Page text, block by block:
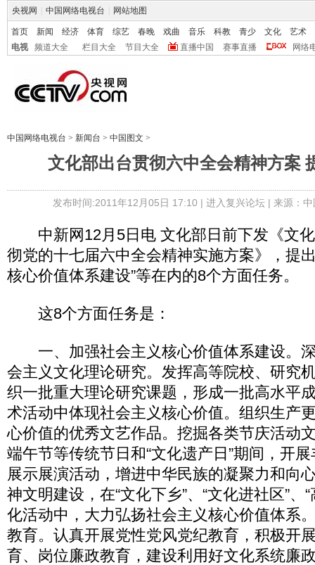
央视网 中国网络电视台 网站地图
首页 新闻 经济 体育 综艺 春晚 戏曲 音乐 科教 青少 文化
艺术
电视
频道大全 栏目大全 节目大全 直播中国 赛事直播 网络
中国网络电视台 > 新闻台 > 中国图文 >
文化部出台贯彻六中全会精神方案
发布时间:2011年12月05日 17:10 | 进入复兴论坛| 来源：
中新网12月5日电 文化部日前下发《文化
彻党的十七届六中全会精神实施方案》，提
核心价值体系建设”等在内的8个方面任务。
这8个方面任务是：
一、加强社会主义核心价值体系建设。
会主义文化理论研究。发挥高等院校、研究
织一批重大理论研究课题，形成一批高水平
术活动中体现社会主义核心价值。组织生产
心价值的优秀文艺作品。挖掘各类节庆活动
端午节等传统节日和“文化遗产日”期间，开
展示展演活动，增进中华民族的凝聚力和向
神文明建设，在“文化下乡”、“文化进社区”、
化活动中，大力弘扬社会主义核心价值体系
教育。认真开展党性党风党纪教育，积极开
育、岗位廉政教育，建设利用好文化系统廉